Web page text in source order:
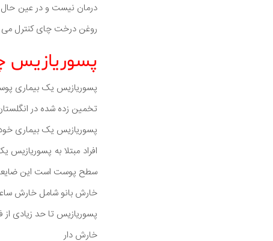
درمان نیست و در عین حال
روغن درخت چای کنترل می
پسوریازیس یک بیماری
تخمین زده شده در انگلستان و شمال اروپا 1 درصد یا 2 درصد
پسوریازیس یک بیماری
افراد مبتلا به
سطح پوست است این
خارش بانو شامل خارش
پسوریازیس تا حد زیادی
خارش دار